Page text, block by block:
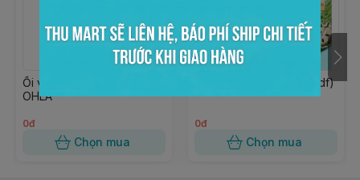
Ổi viên đóng lon 950gr
OHLA
0đ
Chọn mua
Xốt mãng cầu 850gr (wdf)
0đ
Chọn mua